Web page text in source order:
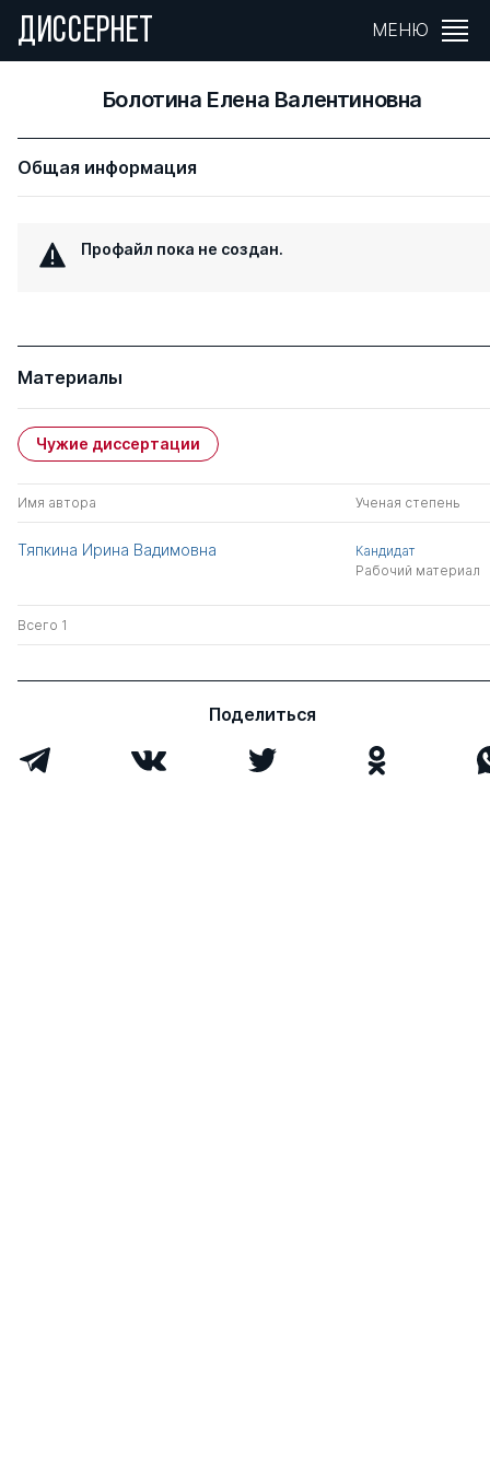
ДИССЕРНЕТ МЕНЮ
Болотина Елена Валентиновна
Общая информация
Профайл пока не создан.
Материалы
Чужие диссертации
Имя автора Ученая степень
Тяпкина Ирина Вадимовна
Кандидат
Рабочий материал
Всего 1
Поделиться